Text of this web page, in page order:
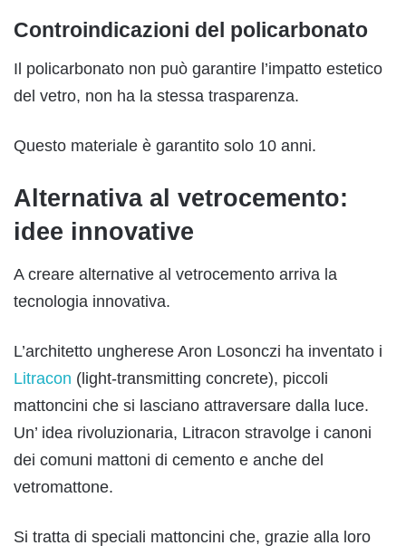
Controindicazioni del policarbonato
Il policarbonato non può garantire l’impatto estetico
del vetro, non ha la stessa trasparenza.
Questo materiale è garantito solo 10 anni.
Alternativa al vetrocemento:
idee innovative
A creare alternative al vetrocemento arriva la
tecnologia innovativa.
L’architetto ungherese Aron Losonczi ha inventato i
Litracon (light-transmitting concrete), piccoli
mattoncini che si lasciano attraversare dalla luce.
Un’ idea rivoluzionaria, Litracon stravolge i canoni
dei comuni mattoni di cemento e anche del
vetromattone.
Si tratta di speciali mattoncini che, grazie alla loro